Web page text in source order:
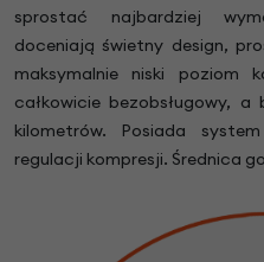
sprostać najbardziej
doceniają świetny design,
maksymalnie niski poziom
całkowicie bezobsługowy,
kilometrów. Posiada
regulacji kompresji. Średnica